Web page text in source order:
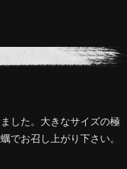
した。大きなサイズの極
でお召し上がり下さい。